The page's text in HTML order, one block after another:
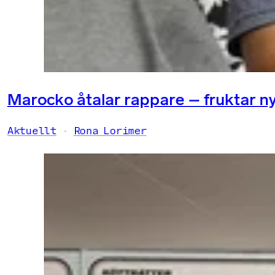
Marocko åtalar rappare – fruktar
Aktuellt Rona Lorimer